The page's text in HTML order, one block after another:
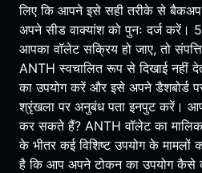
लिए कि आपने इसे सही तरीके से बैकअप
अपने सीड वाक्यांश को पुनः दर्ज करें।
आपका वॉलेट सक्रिय हो जाए, तो
ANTH स्वचालित रूप से दिखाई नहीं
का उपयोग करें और इसे अपने डैशबोर्ड
श्रृंखला पर अनुबंध पता इनपुट करें।
कर सकते हैं? ANTH वॉलेट का मालिक
के भीतर कई विशिष्ट उपयोग के मामलों
है कि आप अपने टोकन का उपयोग